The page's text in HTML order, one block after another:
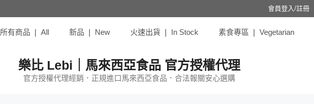
會員登入/註冊
所有商品 ❘ All 新品 ❘ New 火速出貨 ❘ In Stock 素食專區 ❘ Vegetarian
樂比 Lebi｜馬來西亞食品 官方授權代理
官方授權代理經銷．正規進口馬來西亞食品．合法報關安心選購